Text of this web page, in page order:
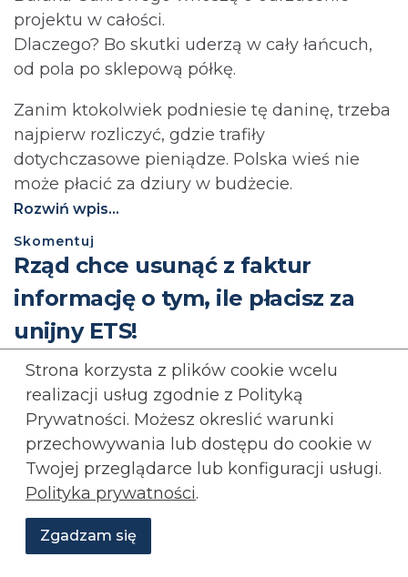
projektu w całości.
Dlaczego? Bo skutki uderzą w cały łańcuch,
od pola po sklepową półkę.
Zanim ktokolwiek podniesie tę daninę, trzeba
najpierw rozliczyć, gdzie trafiły
dotychczasowe pieniądze. Polska wieś nie
może płacić za dziury w budżecie.⁩
Rozwiń wpis...
Skomentuj
Rząd chce usunąć z faktur
informację o tym, ile płacisz za
unijny ETS!
ENERGETYKA KONFEDERACJA
Strona korzysta z plików cookie wcelu
realizacji usług zgodnie z Polityką
Prywatności. Możesz okreslić warunki
przechowywania lub dostępu do cookie w
Twojej przeglądarce lub konfiguracji usługi.
Polityka prywatności.
Zgadzam się